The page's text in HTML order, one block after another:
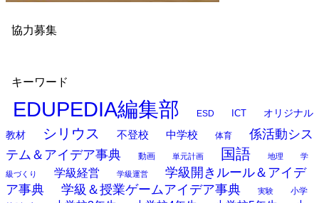
協力募集
キーワード
EDUPEDIA編集部 ESD ICT
オリジナル
教材
シリウス 不登校 中学校 体育
係活動シス
テム＆アイデア事典
動画 単元計画 国語 地理 学
級づくり 学級経営 学級運営
学級開きルール＆アイデ
ア事典
学級＆授業ゲームアイデア事典 実験
小学